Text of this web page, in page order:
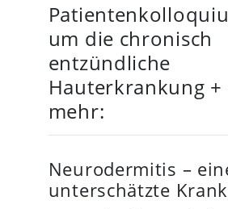
um die chronisch
entzündliche
Hauterkrankung +
mehr:
Neurodermitis –
unterschätzte